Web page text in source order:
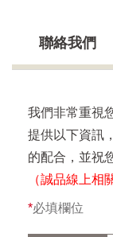
聯絡我們
我們非常重視
提供以下資訊
的配合，並祝
（誠品線上相
*必填欄位